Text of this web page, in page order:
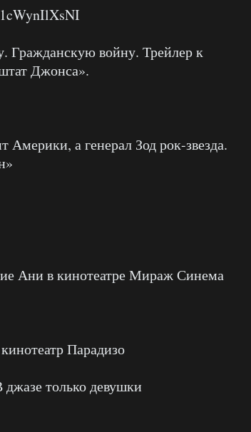
Гражданскую войну. Трейлер к
Джонса».
а генерал Зод рок-звезда.
Ани в кинотеатре Мираж Синема
Парадизо
только девушки